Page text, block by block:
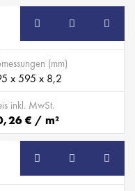
(mm)
x 595 x 8,2
inkl. MwSt.
€ / m²